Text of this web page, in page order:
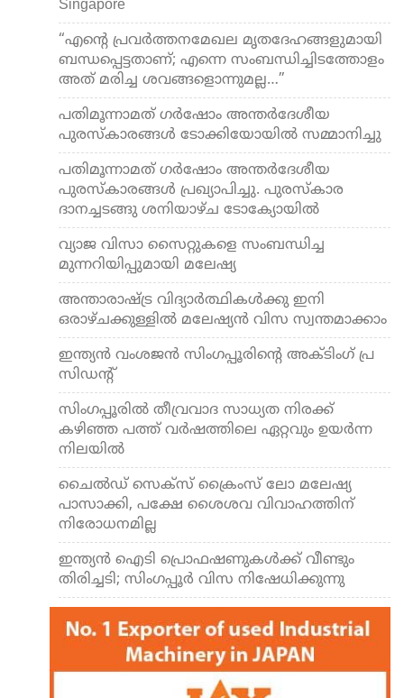
Singapore
“എന്‍റെ പ്രവർത്തനമേഖല മൃതദേഹങ്ങളുമായി
ബന്ധപ്പെട്ടതാണ്; എന്നെ സംബന്ധിച്ചിടത്തോളം
അത് മരിച്ച ശവങ്ങളൊന്നുമല്ല…”
പതിമൂന്നാമത് ഗർഷോം അന്തർദേശീയ
പുരസ്‌കാരങ്ങൾ ടോക്കിയോയിൽ സമ്മാനിച്ചു
പതിമൂന്നാമത് ഗർഷോം അന്തർദേശീയ
പുരസ്‌കാരങ്ങൾ പ്രഖ്യാപിച്ചു. പുരസ്കാര
ദാനച്ചടങ്ങു ശനിയാഴ്ച ടോക്യോയിൽ
വ്യാജ വിസാ സൈറ്റുകളെ സംബന്ധിച്ച
മുന്നറിയിപ്പുമായി മലേഷ്യ
അന്താരാഷ്ട്ര വിദ്യാർത്ഥികൾക്കു ഇനി
ഒരാഴ്ചക്കുള്ളിൽ മലേഷ്യൻ വിസ സ്വന്തമാക്കാം
ഇ​​​ന്ത്യ​​​ൻ വം​​​ശ​​​ജ​​​ൻ സിം​​​ഗ​​​പ്പൂ​​​രി​​​ന്റെ അ​​​ക്ടിം​​​ഗ് പ്ര​​​
സി​​​ഡ​​​ന്റ്
സിംഗപ്പൂരിൽ തീവ്രവാദ സാധ്യത നിരക്ക്
കഴിഞ്ഞ പത്ത് വർഷത്തിലെ ഏറ്റവും ഉയർന്ന
നിലയിൽ
ചൈൽഡ് സെക്സ് ക്രൈംസ് ലോ മലേഷ്യ
പാസാക്കി, പക്ഷേ ശൈശവ വിവാഹത്തിന്
നിരോധനമില്ല
ഇന്ത്യൻ ഐടി പ്രൊഫഷണുകൾക്ക് വീണ്ടും
തിരിച്ചടി; സിംഗപ്പൂർ വിസ നിഷേധിക്കുന്നു